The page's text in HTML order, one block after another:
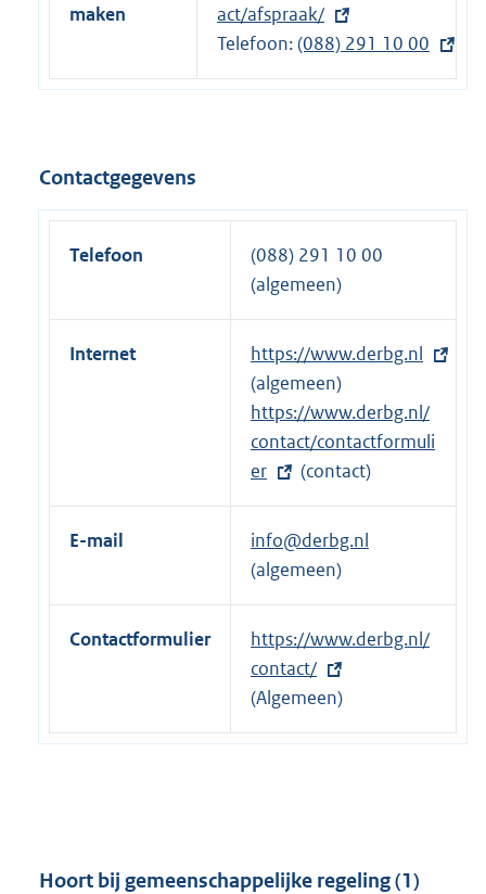
maken
t
e
r
n
k
:
act/afspraak/
Telefoon:E
x
e
l
i
:
(088) 291 10 00
Contactgegevens
Telefoon
(088) 291 10 00
(algemeen)
Internet
E
x
t
e
r
n
e
l
k
:
https://www.derbg.nl
(algemeen)
E
x
t
e
r
n
i
n
k
:
https://www.derbg.nl/
contact/contactformuli
er
(contact)
E-mail
info@derbg.nl
(algemeen)
Contactformulier
E
x
t
e
i
https://www.derbg.nl/
contact/
(Algemeen)
Hoort bij gemeenschappelijke regeling (1)